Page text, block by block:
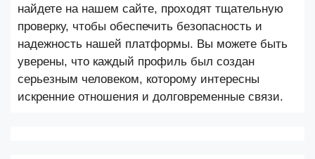
найдете на нашем сайте, проходят тщательную
проверку, чтобы обеспечить безопасность и
надежность нашей платформы. Вы можете быть
уверены, что каждый профиль был создан
серьезным человеком, которому интересны
искренние отношения и долговременные связи.